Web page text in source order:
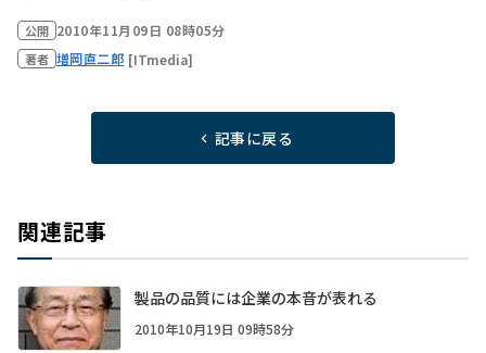
公開 2010年11月09日 08時05分
著者 増岡直二郎 [ITmedia]
記事に戻る
関連記事
製品の品質には企業の本音が表れる
2010年10月19日 09時58分